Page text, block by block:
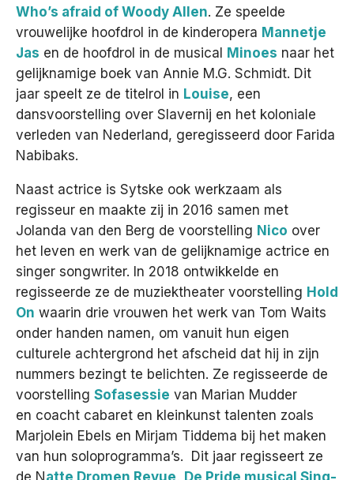
Who’s afraid of Woody Allen. Ze speelde
vrouwelijke hoofdrol in de kinderopera Mannetje
Jas en de hoofdrol in de musical Minoes naar het
gelijknamige boek van Annie M.G. Schmidt. Dit
jaar speelt ze de titelrol in Louise, een
dansvoorstelling over Slavernij en het koloniale
verleden van Nederland, geregisseerd door Farida
Nabibaks.
Naast actrice is Sytske ook werkzaam als
regisseur en maakte zij in 2016 samen met
Jolanda van den Berg de voorstelling Nico over
het leven en werk van de gelijknamige actrice en
singer songwriter. In 2018 ontwikkelde en
regisseerde ze de muziektheater voorstelling Hold
On waarin drie vrouwen het werk van Tom Waits
onder handen namen, om vanuit hun eigen
culturele achtergrond het afscheid dat hij in zijn
nummers bezingt te belichten. Ze regisseerde de
voorstelling Sofasessie van Marian Mudder
en coacht cabaret en kleinkunst talenten zoals
Marjolein Ebels en Mirjam Tiddema bij het maken
van hun soloprogramma’s. Dit jaar regisseert ze
de N atte Dromen Revue, De Pride musical Sing-